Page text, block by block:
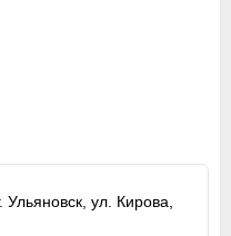
Ульяновск, ул. Кирова,